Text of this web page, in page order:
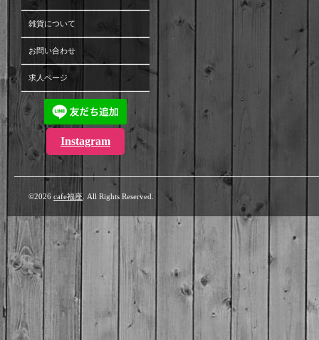
雑貨について
お問い合わせ
求人ページ
Instagram
©2026 cafe福座 . All Rights Reserved.